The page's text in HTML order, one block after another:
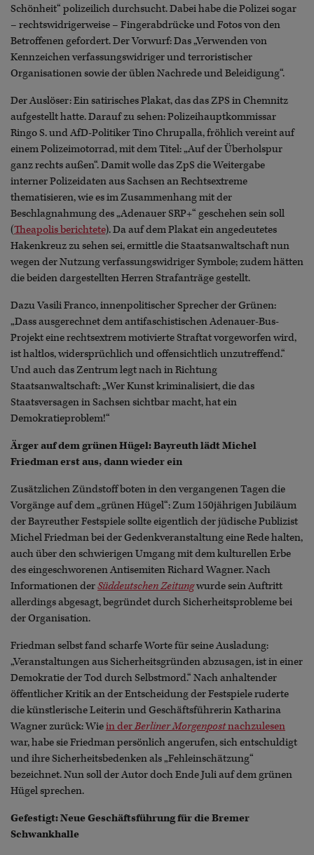
Schönheit“ polizeilich durchsucht. Dabei habe die Polizei sogar
– rechtswidrigerweise – Fingerabdrücke und Fotos von den
Betroffenen gefordert. Der Vorwurf: Das „Verwenden von
Kennzeichen verfassungswidriger und terroristischer
Organisationen sowie der üblen Nachrede und Beleidigung“.
Der Auslöser: Ein satirisches Plakat, das das ZPS in Chemnitz
aufgestellt hatte. Darauf zu sehen: Polizeihauptkommissar
Ringo S. und AfD-Politiker Tino Chrupalla, fröhlich vereint auf
einem Polizeimotorrad, mit dem Titel: „Auf der Überholspur
ganz rechts außen“. Damit wolle das ZpS die Weitergabe
interner Polizeidaten aus Sachsen an Rechtsextreme
thematisieren, wie es im Zusammenhang mit der
Beschlagnahmung des „Adenauer SRP+“ geschehen sein soll
(Theapolis berichtete). Da auf dem Plakat ein angedeutetes
Hakenkreuz zu sehen sei, ermittle die Staatsanwaltschaft nun
wegen der Nutzung verfassungswidriger Symbole; zudem hätten
die beiden dargestellten Herren Strafanträge gestellt.
Dazu Vasili Franco, innenpolitischer Sprecher der Grünen:
„Dass ausgerechnet dem antifaschistischen Adenauer-Bus-
Projekt eine rechtsextrem motivierte Straftat vorgeworfen wird,
ist haltlos, widersprüchlich und offensichtlich unzutreffend.“
Und auch das Zentrum legt nach in Richtung
Staatsanwaltschaft: „Wer Kunst kriminalisiert, die das
Staatsversagen in Sachsen sichtbar macht, hat ein
Demokratieproblem!“
Ärger auf dem grünen Hügel: Bayreuth lädt Michel
Friedman erst aus, dann wieder ein
Zusätzlichen Zündstoff boten in den vergangenen Tagen die
Vorgänge auf dem „grünen Hügel“: Zum 150jährigen Jubiläum
der Bayreuther Festspiele sollte eigentlich der jüdische Publizist
Michel Friedman bei der Gedenkveranstaltung eine Rede halten,
auch über den schwierigen Umgang mit dem kulturellen Erbe
des eingeschworenen Antisemiten Richard Wagner. Nach
Informationen derSüddeutschen Zeitungwurde sein Auftritt
allerdings abgesagt, begründet durch Sicherheitsprobleme bei
der Organisation.
Friedman selbst fand scharfe Worte für seine Ausladung:
„Veranstaltungen aus Sicherheitsgründen abzusagen, ist in einer
Demokratie der Tod durch Selbstmord.“ Nach anhaltender
öffentlicher Kritik an der Entscheidung der Festspiele ruderte
die künstlerische Leiterin und Geschäftsführerin Katharina
Wagner zurück: Wiein derBerliner Morgenpostnachzulesen
war, habe sie Friedman persönlich angerufen, sich entschuldigt
und ihre Sicherheitsbedenken als „Fehleinschätzung“
bezeichnet. Nun soll der Autor doch Ende Juli auf dem grünen
Hügel sprechen.
Gefestigt: Neue Geschäftsführung für die Bremer
Schwankhalle